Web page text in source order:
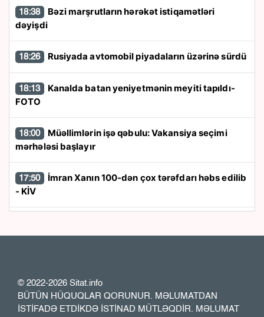
18:38
dəyişdi
18:26 Rusiyada avtomobil piyadaların üzərinə sürdü
18:13
FOTO
18:00
mərhələsi başlayır
17:50
- KİV
forma satdı
tədarük etməyə hazırdır”
17:23 Rusiya XİN: İrəvan Moskva ilə konstruktiv
© 2022-2026 Sitat.info
BÜTÜN HÜQUQLAR QORUNUR. MƏLUMATDAN
İSTİFADƏ ETDİKDƏ İSTİNAD MÜTLƏQDİR. MƏLUMAT